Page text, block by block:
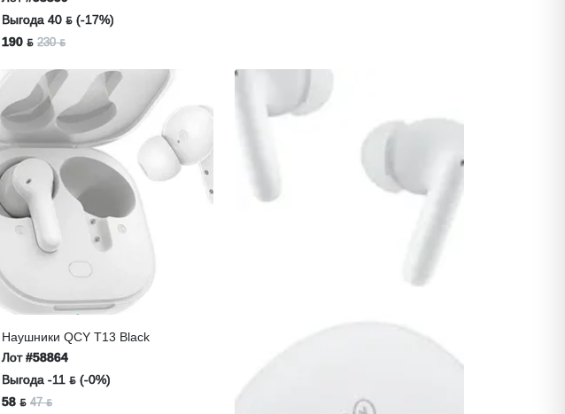
Выгода 40 ƃ (-17%)
190 ƃ 230 ƃ
Наушники QCY T13 Black
Лот#58864
Выгода -11 ƃ (-0%)
58 ƃ 47 ƃ